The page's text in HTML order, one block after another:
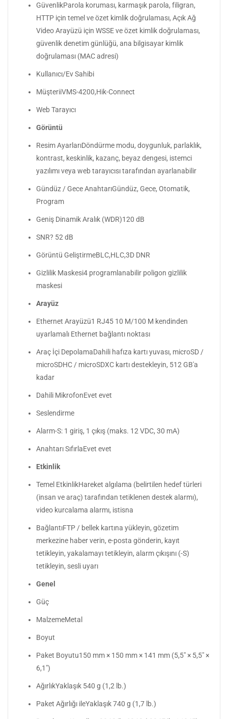
GüvenlikParola koruması, karmaşık parola, filigran,
HTTP için temel ve özet kimlik doğrulaması, Açık Ağ
Video Arayüzü için WSSE ve özet kimlik doğrulaması,
güvenlik denetim günlüğü, ana bilgisayar kimlik
doğrulaması (MAC adresi)
Kullanıcı/Ev Sahibi
MüşteriiVMS-4200,Hik-Connect
Web Tarayıcı
Görüntü
Resim AyarlarıDöndürme modu, doygunluk, parlaklık,
kontrast, keskinlik, kazanç, beyaz dengesi, istemci
yazılımı veya web tarayıcısı tarafından ayarlanabilir
Gündüz / Gece AnahtarıGündüz, Gece, Otomatik,
Program
Geniş Dinamik Aralık (WDR)120 dB
SNR? 52 dB
Görüntü GeliştirmeBLC,HLC,3D DNR
Gizlilik Maskesi4 programlanabilir poligon gizlilik
maskesi
Arayüz
Ethernet Arayüzü1 RJ45 10 M/100 M kendinden
uyarlamalı Ethernet bağlantı noktası
Araç İçi DepolamaDahili hafıza kartı yuvası, microSD /
microSDHC / microSDXC kartı destekleyin, 512 GB'a
kadar
Dahili MikrofonEvet evet
Seslendirme
Alarm-S: 1 giriş, 1 çıkış (maks. 12 VDC, 30 mA)
Anahtarı SıfırlaEvet evet
Etkinlik
Temel EtkinlikHareket algılama (belirtilen hedef türleri
(insan ve araç) tarafından tetiklenen destek alarmı),
video kurcalama alarmı, istisna
BağlantıFTP / bellek kartına yükleyin, gözetim
merkezine haber verin, e-posta gönderin, kayıt
tetikleyin, yakalamayı tetikleyin, alarm çıkışını (-S)
tetikleyin, sesli uyarı
Genel
Güç
MalzemeMetal
Boyut
Paket Boyutu150 mm × 150 mm × 141 mm (5,5" × 5,5" ×
6,1")
AğırlıkYaklaşık 540 g (1,2 lb.)
Paket Ağırlığı ileYaklaşık 740 g (1,7 lb.)